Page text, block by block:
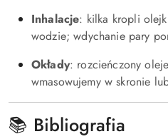
Inhalacje: kilka kropli
wodzie; wdychanie pary
Okłady: rozcieńczony
wmasowujemy w skronie
📚 Bibliografia